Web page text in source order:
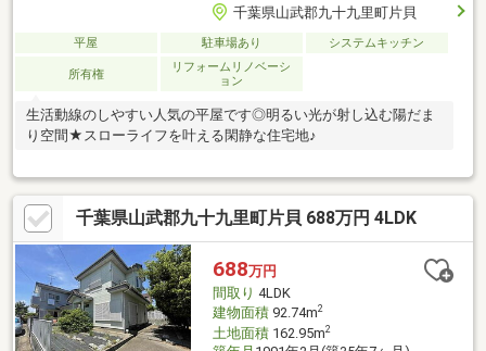
千葉県山武郡九十九里町片貝
平屋 駐車場あり システムキッチン
所有権
リフォームリノベーシ
ョン
生活動線のしやすい人気の平屋です◎明るい光が射し込む陽だま
り空間★スローライフを叶える閑静な住宅地♪
千葉県山武郡九十九里町片貝 688万円 4LDK
688万円
間取り 4LDK
建物面積92.74m2
土地面積162.95m2